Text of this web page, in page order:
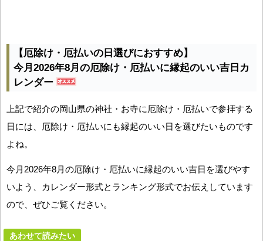
【厄除け・厄払いの日選びにおすすめ】
今月2026年8月の厄除け・厄払いに縁起のいい吉日カ
レンダー
上記で紹介の岡山県の神社・お寺に厄除け・厄払いで参拝する
日には、厄除け・厄払いにも縁起のいい日を選びたいものです
よね。
今月2026年8月の厄除け・厄払いに縁起のいい吉日を選びやす
いよう、カレンダー形式とランキング形式でお伝えしています
ので、ぜひご覧ください。
あわせて読みたい